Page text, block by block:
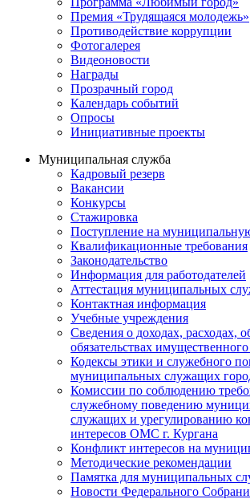
Премия «Трудящаяся молодежь»
Противодействие коррупции
Фотогалерея
Видеоновости
Награды
Прозрачный город
Календарь событий
Опросы
Инициативные проекты
Муниципальная служба
Кадровый резерв
Вакансии
Конкурсы
Стажировка
Поступление на
Квалификационные требования
Законодательство
Информация для работодателей
Аттестация муниципальных
Контактная информация
Учебные учреждения
Сведения о доходах, расходах,
обязательствах имущественного
Кодексы этики и служебного
муниципальных служащих
Комиссии по соблюдению
служебному поведению
служащих и урегулированию
интересов ОМС г. Кургана
Конфликт интересов на
Методические рекомендации
Памятка для муниципальных
Новости Федерального